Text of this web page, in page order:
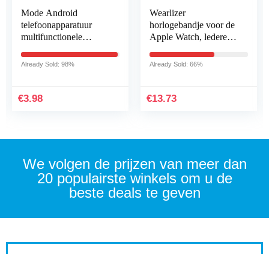
Mode Android
telefoonapparatuur
multifunctionele
slimme NFC-
Already Sold: 98%
€3.98
Wearlizer
horlogebandje voor de
Apple Watch, lederen
slank ontwerp, voor de
Already Sold: 66%
€13.73
We volgen de prijzen van meer dan
20 populairste winkels om u de
beste deals te geven